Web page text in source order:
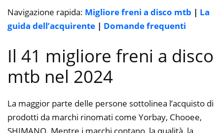
Navigazione rapida: Migliore freni a disco mtb | La
guida dell’acquirente | Domande frequenti
Il 41 migliore freni a disco
mtb nel 2024
La maggior parte delle persone sottolinea l’acquisto di
prodotti da marchi rinomati come Yorbay, Chooee,
SHIMANO. Mentre i marchi contano, la qualità, la